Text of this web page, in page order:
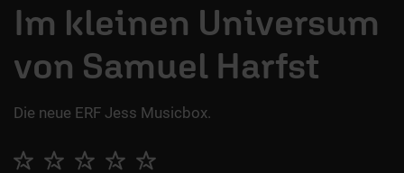
ÜBER UNS
Im kleinen Universum
von Samuel Harfst
Die neue ERF Jess Musicbox.